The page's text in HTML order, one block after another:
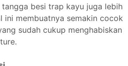
besi trap kayu juga lebih
ini membuatnya semakin cocok
sudah cukup menghabiskan